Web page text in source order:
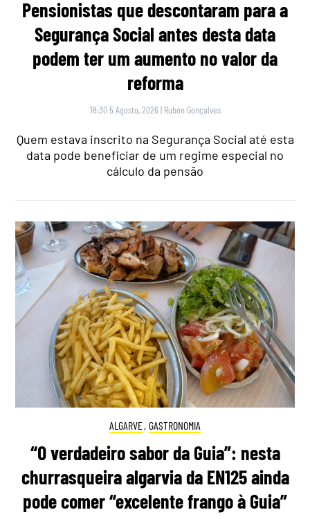
Pensionistas que descontaram para a
Segurança Social antes desta data
podem ter um aumento no valor da
reforma
18:30 5 Agosto, 2026 | Rubén Gonçalves
Quem estava inscrito na Segurança Social até esta
data pode beneficiar de um regime especial no
cálculo da pensão
ALGARVE, GASTRONOMIA
“O verdadeiro sabor da Guia”: nesta
churrasqueira algarvia da EN125 ainda
pode comer “excelente frango à Guia”